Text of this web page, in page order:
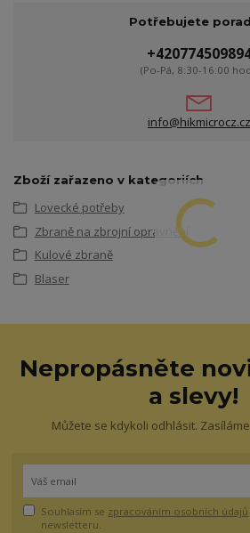
Potřebujete
(Po-Pá, 8:30-16:00
info@hikmicrocz.cz
Zboží zařazeno v kategoriích
Lovecké potřeby
Zbraně na zbrojní oprávnění
Kulové zbraně
Blaser
Nepropásněte
a slevy!
Můžete se kdykoli odhlásit.
Souhlasím se zpracováním osobních údajů
newsletteru.